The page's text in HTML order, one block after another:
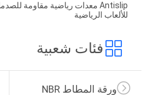
للألعاب الرياضية
فئات شعبية
ورقة المطاط NBR